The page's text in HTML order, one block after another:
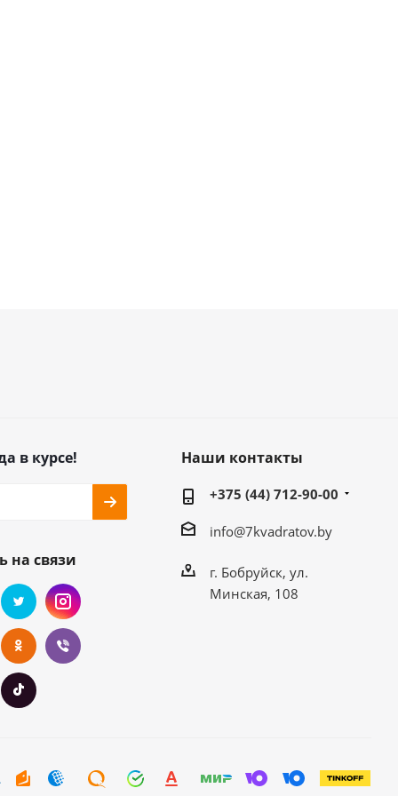
в курсе!
на связи
Наши контакты
+375 (44) 712-90-00
info@7kvadratov.by
г. Бобруйск, ул.
Минская, 108